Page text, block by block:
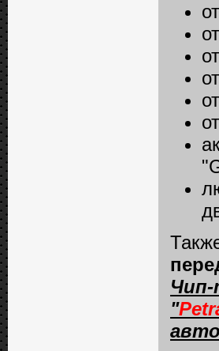
Чип-
"